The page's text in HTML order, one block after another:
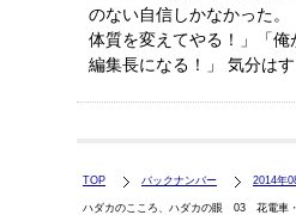
のない自信しかなかった
体質を変えてやる！」「
編集長になる！」 気分は
TOP バックナンバー 2014年
ハダカのこころ、ハダカの眼 03 花電車・